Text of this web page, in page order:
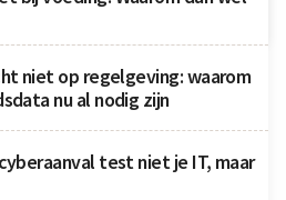
niet op regelgeving: waarom
nu al nodig zijn
test niet je IT, maar